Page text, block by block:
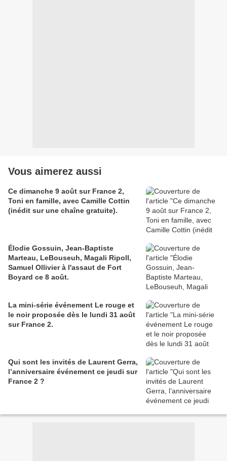
Vous aimerez aussi
Ce dimanche 9 août sur France 2,
Toni en famille, avec Camille Cottin
(inédit sur une chaîne gratuite).
Élodie Gossuin, Jean-Baptiste
Marteau, LeBouseuh, Magali Ripoll,
Samuel Ollivier à l'assaut de Fort
Boyard ce 8 août.
La mini-série événement Le rouge et
le noir proposée dès le lundi 31 août
sur France 2.
Qui sont les invités de Laurent Gerra,
l’anniversaire événement ce jeudi sur
France 2 ?